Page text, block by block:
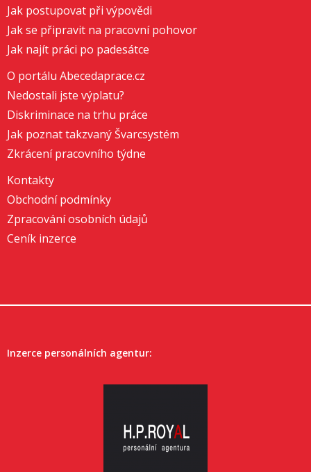
Jak postupovat při výpovědi
Jak se připravit na pracovní pohovor
Jak najít práci po padesátce
O portálu Abecedaprace.cz
Nedostali jste výplatu?
Diskriminace na trhu práce
Jak poznat takzvaný Švarcsystém
Zkrácení pracovního týdne
Kontakty
Obchodní podmínky
Zpracování osobních údajů
Ceník inzerce
Inzerce personálních agentur: